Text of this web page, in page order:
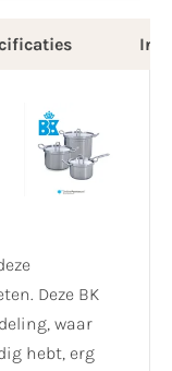
Deze BK
waar
hebt, erg